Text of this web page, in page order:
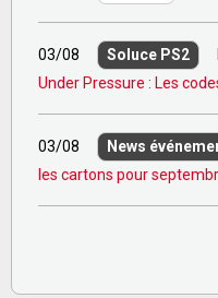
03/08 Soluce PS2
Under Pressure : Les
03/08 News
les cartons pour